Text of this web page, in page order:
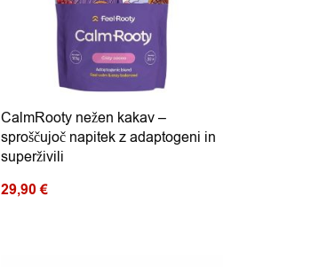
CalmRooty nežen kakav –
sproščujoč napitek z adaptogeni in
superživili
29,90€